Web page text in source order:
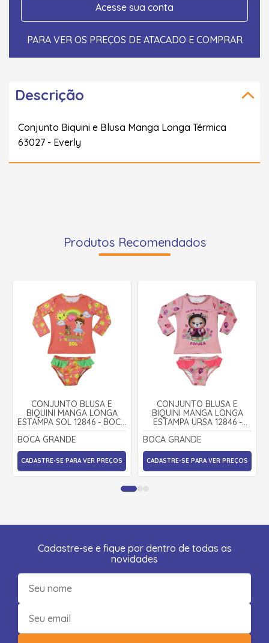
Acesse sua conta
PARA VER OS PREÇOS DE ATACADO E COMPRAR
Descrição
Conjunto Biquini e Blusa Manga Longa Térmica
63027 - Everly
Produtos Recomendados
CONJUNTO BLUSA E
BIQUINI MANGA LONGA
ESTAMPA SOL 12846 - BOCA
GRANDE
BOCA GRANDE
CADASTRE-SE PARA VER PREÇOS
CONJUNTO BLUSA E
BIQUINI MANGA LONGA
ESTAMPA URSA 12846 -
BOCA GRANDE
BOCA GRANDE
CADASTRE-SE PARA VER PREÇOS
Cadastre-se e fique por dentro de todas as
novidades